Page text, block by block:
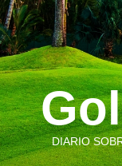
Saltar
al
contenido
DIARIO